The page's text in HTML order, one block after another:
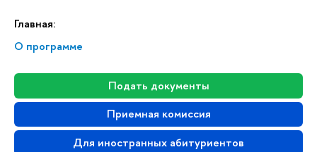
Главная:
О программе
Подать документы
Приемная комиссия
Для иностранных абитуриентов